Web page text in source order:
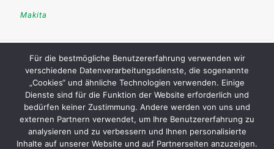
Makita
Für die bestmögliche Benutzererfahrung verwenden wir
verschiedene Datenverarbeitungsdienste, die sogenannte
„Cookies“ und ähnliche Technologien verwenden. Einige
Dienste sind für die Funktion der Website erforderlich und
bedürfen keiner Zustimmung. Andere werden von uns und
externen Partnern verwendet, um Ihre Benutzererfahrung zu
analysieren und zu verbessern und Ihnen personalisierte
Inhalte auf unserer Website und auf Partnerseiten anzuzeigen.